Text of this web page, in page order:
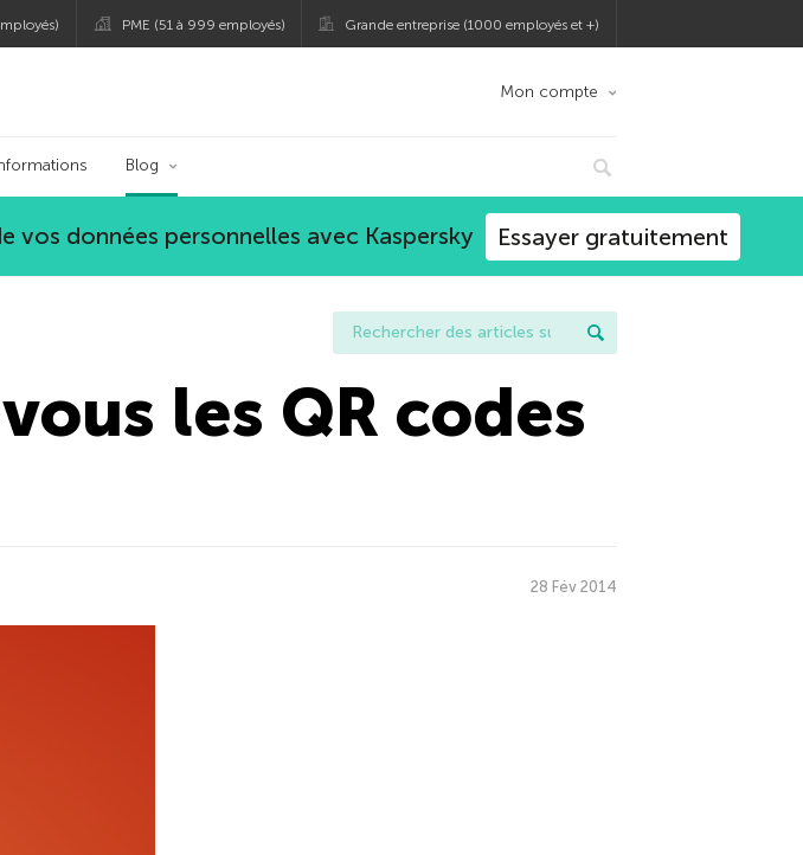
PME (51 à 999 employés) Grande entreprise (1000 employés et +)
Mon compte
Blog
données personnelles avec Kaspersky Essayer gratuitement
les QR codes
28 Fév 2014